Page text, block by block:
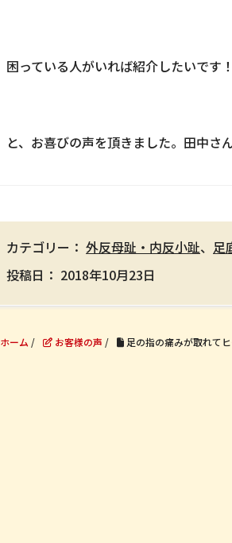
困っている人がいれば紹介したいです！
と、お喜びの声を頂きました。田中さ
カテゴリー： 外反母趾・内反小趾、 足
投稿日： 2018年10月23日
ホーム / お客様の声 / 足の指の痛みが取れて